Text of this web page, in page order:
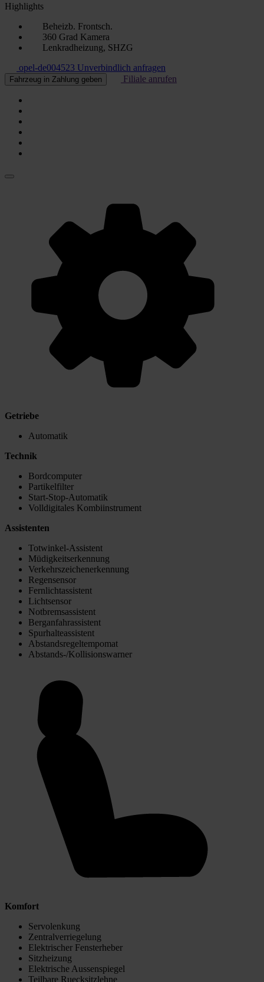
Highlights
Beheizb. Frontsch.
360 Grad Kamera
Lenkradheizung, SHZG
opel-de004523 Unverbindlich anfragen
Fahrzeug in Zahlung geben Filiale anrufen
Getriebe
Automatik
Technik
Bordcomputer
Partikelfilter
Start-Stop-Automatik
Volldigitales Kombiinstrument
Assistenten
Totwinkel-Assistent
Müdigkeitserkennung
Verkehrszeichenerkennung
Regensensor
Fernlichtassistent
Lichtsensor
Notbremsassistent
Berganfahrassistent
Spurhalteassistent
Abstandsregeltempomat
Abstands-/Kollisionswarner
Komfort
Servolenkung
Zentralverriegelung
Elektrischer Fensterheber
Sitzheizung
Elektrische Aussenspiegel
Teilbare Ruecksitzlehne